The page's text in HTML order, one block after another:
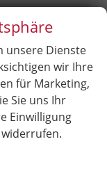
vorhanden
vorhanden
mit
unsere Dienste
wir Ihre
für Marketing,
Sie uns Ihr
Einwilligung